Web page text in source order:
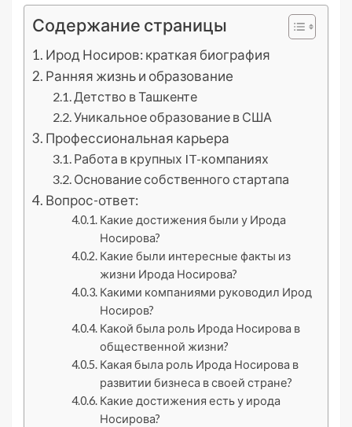
Содержание страницы
Ирод Носиров: краткая биография
Ранняя жизнь и образование
Детство в Ташкенте
Уникальное образование в США
Профессиональная карьера
Работа в крупных IT-компаниях
Основание собственного стартапа
Вопрос-ответ:
Какие достижения были у Ирода
Носирова?
Какие были интересные факты из
жизни Ирода Носирова?
Какими компаниями руководил Ирод
Носиров?
Какой была роль Ирода Носирова в
общественной жизни?
Какая была роль Ирода Носирова в
развитии бизнеса в своей стране?
Какие достижения есть у ирода
Носирова?